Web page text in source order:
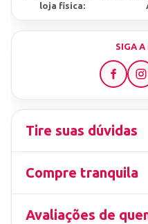
loja fisica:
SIGA
Tire suas dúvidas
Compre tranquila
Avaliações de